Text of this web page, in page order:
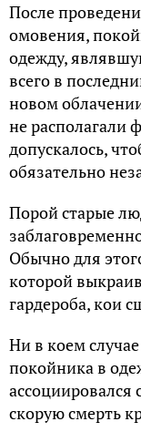
После
омовения,
одежду,
всего в
новом
не
допускалось,
обязательно
Порой старые
Обычно для
которой
гардероба, кои
Ни в коем
покойника в
ассоциировался
скорую смерть